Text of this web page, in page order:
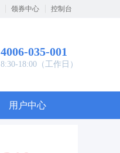
领券中心 控制台
4006-035-001
8:30-18:00（工作日）
用户中心